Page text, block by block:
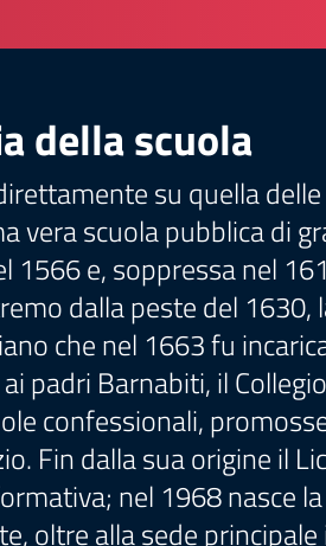
della scuola
su quella
vera scuola pubblica di
1566 e, soppressa nel
dalla peste del
che nel 1663 fu
padri Barnabiti, il
confessionali,
Fin dalla sua origine il
nel 1968 nasce
oltre alla sede principale